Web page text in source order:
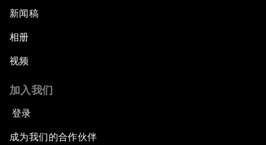
新闻稿
相册
视频
加入我们
登录
成为我们的合作伙伴